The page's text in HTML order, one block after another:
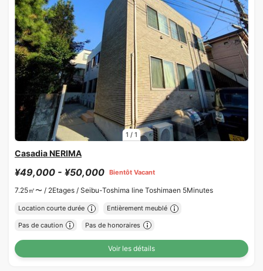
1 / 1
Casadia NERIMA
¥49,000 - ¥50,000 Bientôt Vacant
7.25㎡〜 / 2Etages / Seibu-Toshima line Toshimaen 5Minutes
Location courte durée Entièrement meublé
Pas de caution Pas de honoraires
Voir les détails